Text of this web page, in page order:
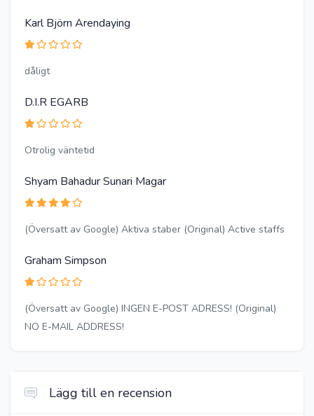
Karl Björn Arendaying
dåligt
D.I.R EGARB
Otrolig väntetid
Shyam Bahadur Sunari Magar
(Översatt av Google) Aktiva staber (Original) Active staffs
Graham Simpson
(Översatt av Google) INGEN E-POST ADRESS! (Original)
NO E-MAIL ADDRESS!
Lägg till en recension